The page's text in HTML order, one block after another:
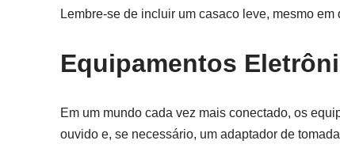
Lembre-se de incluir um casaco leve, mesmo
Equipamentos
Em um mundo cada vez mais conectado, os
ouvido e, se necessário, um adaptador de